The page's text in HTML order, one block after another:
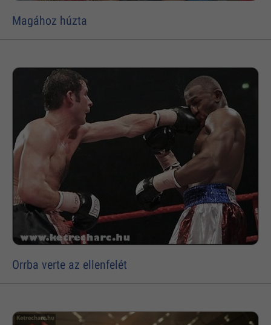
Magához húzta
Orrba verte az ellenfelét